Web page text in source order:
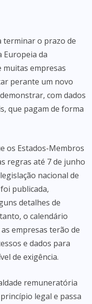
terminar o prazo de
Europeia da
muitas empresas
perante um novo
com dados
que pagam de forma
os Estados-Membros
regras até 7 de junho
nacional de
publicada,
detalhes de
o calendário
empresas terão de
e dados para
de exigência.
remuneratória
legal e passa